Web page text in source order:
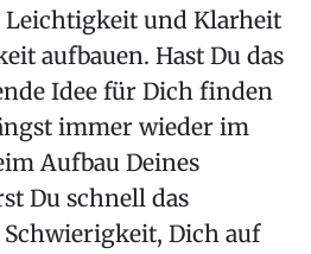
Leichtigkeit und Klarheit
aufbauen. Hast Du das
Idee für Dich finden
immer wieder im
Aufbau Deines
Du schnell das
Dich auf